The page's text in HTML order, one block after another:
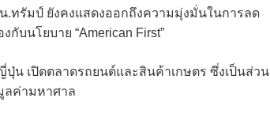
.ทรัมป์ ยังคงแสดงออกถึงความมุ่งมั่นในการลด
บนโยบาย “American First”
น เปิดตลาดรถยนต์และสินค้าเกษตร ซึ่งเป็นส่วน
ลค่ามหาศาล